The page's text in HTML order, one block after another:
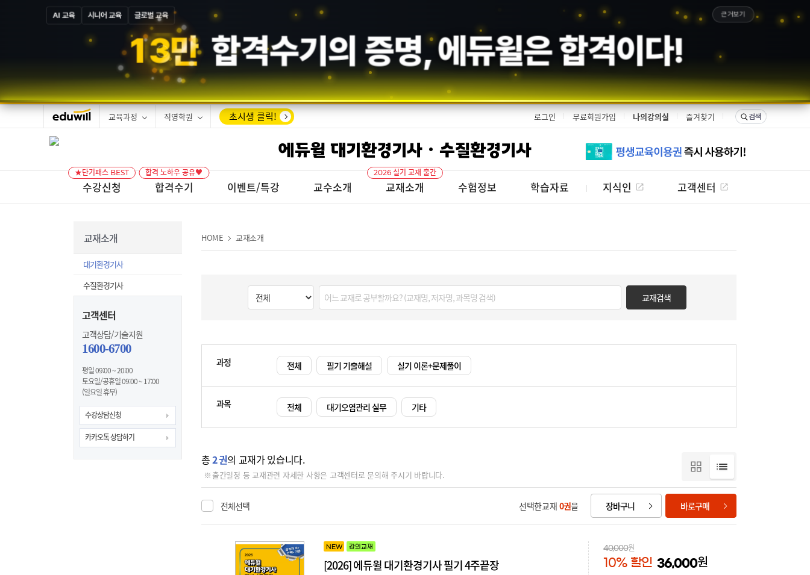
AI 교육 시니어 교육 글로벌 교육
13만 합격수기의 증명,에듀윌은 합격이다!
근거보기
교육과정 직영학원 초시생 클릭! 로그인 무료회원가입 나의강의실 즐겨찾기
에듀윌 대기환경기사 · 수질환경기사
수강신청
★단기패스 BEST
합격수기
합격 노하우 공유♥
이벤트/특강 교수소개 교재소개
2026 실기 교재 출간
수험정보 학습자료 지식인 고객센터
교재소개
대기환경기사
수질환경기사
고객센터
고객상담/기술지원
1600-6700
평일 09:00 ~ 20:00
토요일/공휴일 09:00 ~ 17:00
(일요일 휴무)
수강상담신청
카카오톡 상담하기
HOME 교재소개
교재검색
과정 전체 필기 기출해설 실기 이론+문제풀이
과목 전체 대기오염관리 실무 기타
총2권의 교재가 있습니다.
출간일정 등 교재관련 자세한 사항은 고객센터로 문의해 주시기 바랍니다.
전체선택 선택한교재0권을 장바구니 바로구매
NEW 강의교재
[2026] 에듀윌 대기환경기사 필기 4주끝장
40,000원
36,000원
10% 할인